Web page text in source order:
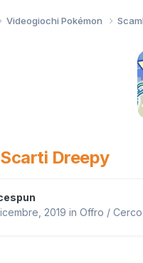
Videogiochi Pokémon
Dreepy
2019 in Offro /